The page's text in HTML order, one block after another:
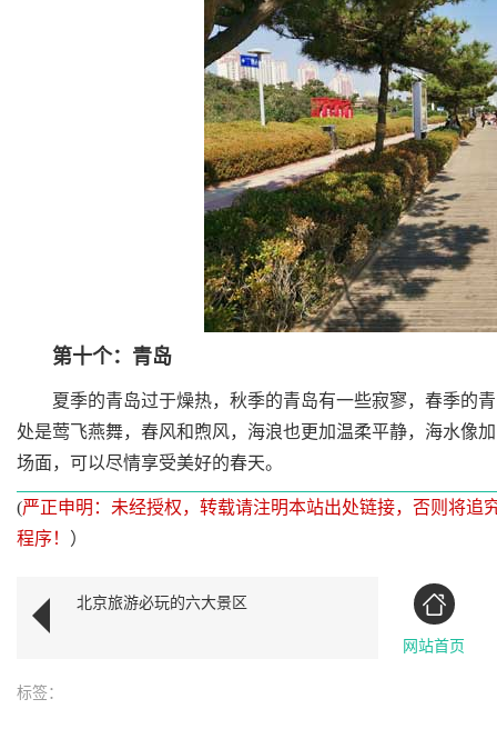
第十个：青岛
夏季的青岛过于燥热，秋季的青岛有一些寂寥，春季的青
处是莺飞燕舞，春风和煦风，海浪也更加温柔平静，海水像
场面，可以尽情享受美好的春天。
(严正申明：未经授权，转载请注明本站出处链接，否则将
程序！ ）
北京旅游必玩的六大景区
网站首页
标签：